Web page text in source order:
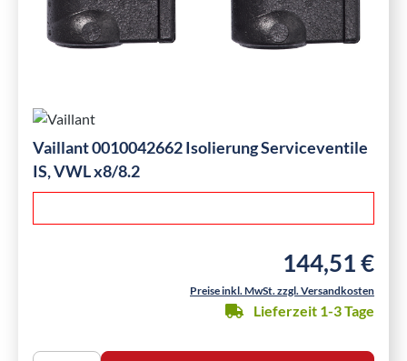
Vaillant 0010042662 Isolierung Serviceventile
IS, VWL x8/8.2
Regulärer Preis:
144,51 €
Preise inkl. MwSt. zzgl. Versandkosten
Lieferzeit 1-3 Tage